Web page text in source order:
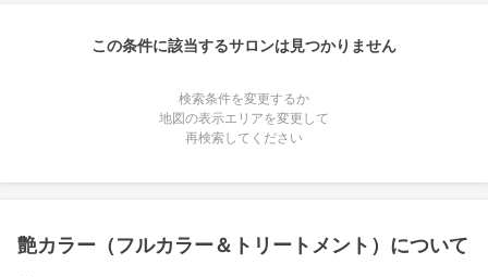
この条件に該当するサロンは見つかりません
検索条件を変更するか
地図の表示エリアを変更して
再検索してください
艶カラー（フルカラー＆トリートメント）について